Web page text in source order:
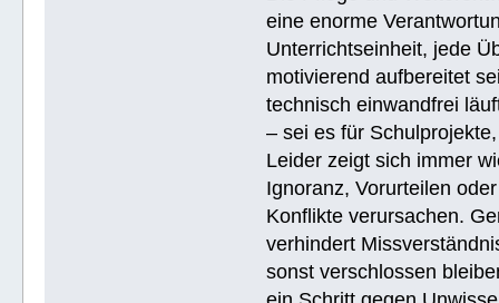
eine enorme
Unterrichtseinheit, jede
motivierend aufbereitet
technisch einwandfrei
– sei es für
Leider zeigt sich immer
Ignoranz, Vorurteilen
Konflikte verursachen.
verhindert
sonst verschlossen